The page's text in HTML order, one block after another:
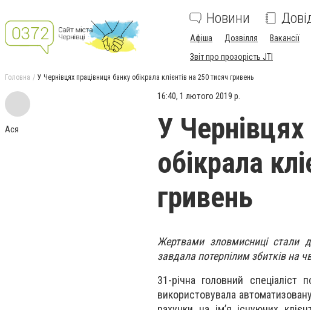
Новини
Афіша Дозвілля Вакансії
Звіт про прозорість JTI
Головна У Чернівцях працівниця банку обікрала клієнтів на 250 тисяч гривень
Ася
16:40, 1 лютого 2019 р.
У
обікрала
гривень
Жертвами зловмисниці стали
завдала потерпілим збитків на
31-річна головний спеціаліст
використовувала